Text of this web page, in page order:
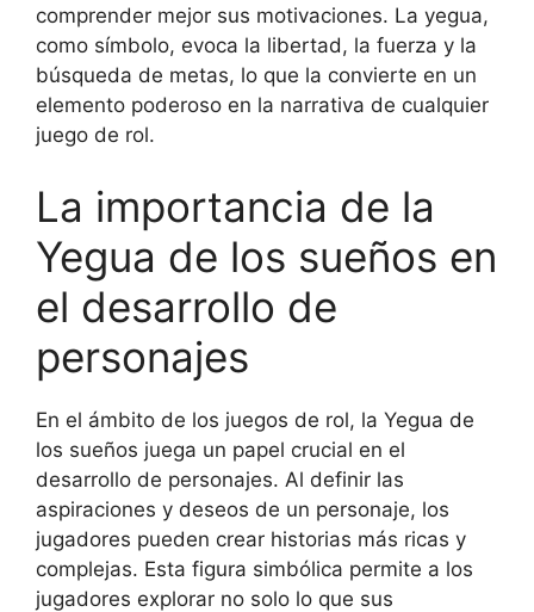
comprender mejor sus motivaciones. La yegua,
como símbolo, evoca la libertad, la fuerza y la
búsqueda de metas, lo que la convierte en un
elemento poderoso en la narrativa de cualquier
juego de rol.
La importancia de la
Yegua de los sueños en
el desarrollo de
personajes
En el ámbito de los juegos de rol, la Yegua de
los sueños juega un papel crucial en el
desarrollo de personajes. Al definir las
aspiraciones y deseos de un personaje, los
jugadores pueden crear historias más ricas y
complejas. Esta figura simbólica permite a los
jugadores explorar no solo lo que sus